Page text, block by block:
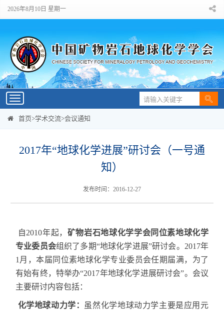
2026年8月10日 星期一
Toggle
navigation
首页>学术交流>会议通知
2017年“地球化学进展”研讨会（一号通
知）
发布时间：2016-12-27
自2010年起， 矿物岩石地球化学学会同位素地球化学
专业委员会组织了多期“地球化学进展”研讨会。 2017年
1 月，本届同位素地球化学专业委员会任期届满，为了
有始有终，特举办“2017年地球化学进展研讨会”。会议
主要研讨内容包括：
化学地球动力学： 虽然化学地球动力学主要是应用元